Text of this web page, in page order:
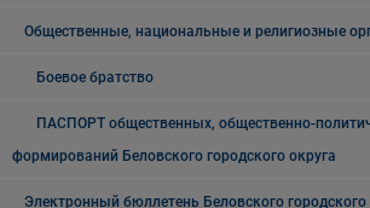
Общественные, национальные и религиозные
Боевое братство
ПАСПОРТ общественных, общественно-
формирований Беловского городского округа
Электронный бюллетень Беловского городского